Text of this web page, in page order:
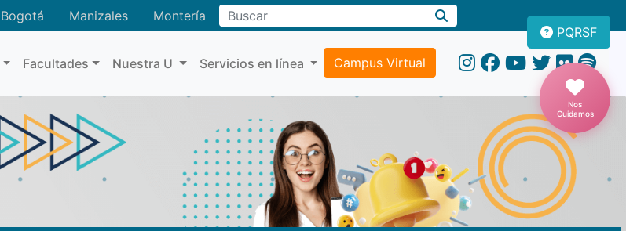
Bogotá Manizales MonteríaBuscar
Facultades Nuestra U Servicios en línea Campus Virtual
PQRSF
Nos
Cuidamos